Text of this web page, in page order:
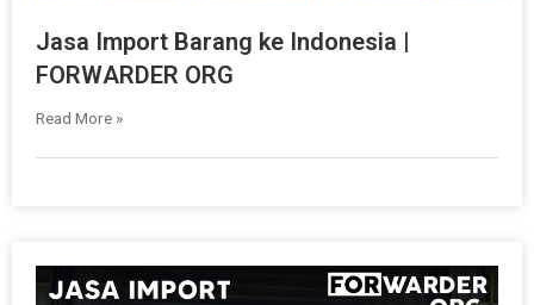
Jasa Import Barang ke Indonesia |
FORWARDER ORG
Read More »